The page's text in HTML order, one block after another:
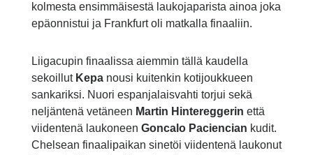
kolmesta ensimmäisestä laukojaparista ainoa joka
epäonnistui ja Frankfurt oli matkalla finaaliin.
Liigacupin finaalissa aiemmin tällä kaudella
sekoillut Kepanousi kuitenkin kotijoukkueen
sankariksi. Nuori espanjalaisvahti torjui sekä
neljäntenä vetäneen Martin Hintereggerin että
viidentenä laukoneen Goncalo Paciencian kudit.
Chelsean finaalipaikan sinetöi viidentenä laukonut